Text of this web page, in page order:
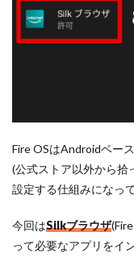
Fire OSはAndroidベー
(公式ストア以外から拾
設定する仕組みになって
今回はSilkブラウザ
って必要なアプリをイ